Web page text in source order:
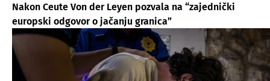
Nakon Ceute Von der Leyen pozvala na “zajednički
europski odgovor o jačanju granica”